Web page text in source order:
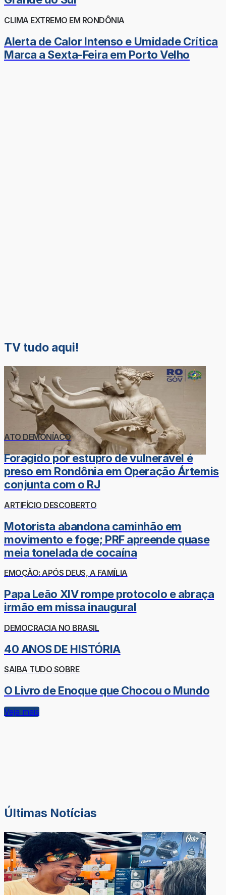
CLIMA EXTREMO EM RONDÔNIA
Alerta de Calor Intenso e Umidade Crítica
Marca a Sexta-Feira em Porto Velho
TV tudo aqui!
ATO DEMONÍACO
Foragido por estupro de vulnerável é
preso em Rondônia em Operação Ártemis
conjunta com o RJ
ARTIFÍCIO DESCOBERTO
Motorista abandona caminhão em
movimento e foge; PRF apreende quase
meia tonelada de cocaína
EMOÇÃO: APÓS DEUS, A FAMÍLIA
Papa Leão XIV rompe protocolo e abraça
irmão em missa inaugural
DEMOCRACIA NO BRASIL
40 ANOS DE HISTÓRIA
SAIBA TUDO SOBRE
O Livro de Enoque que Chocou o Mundo
Veja mais
Últimas Notícias